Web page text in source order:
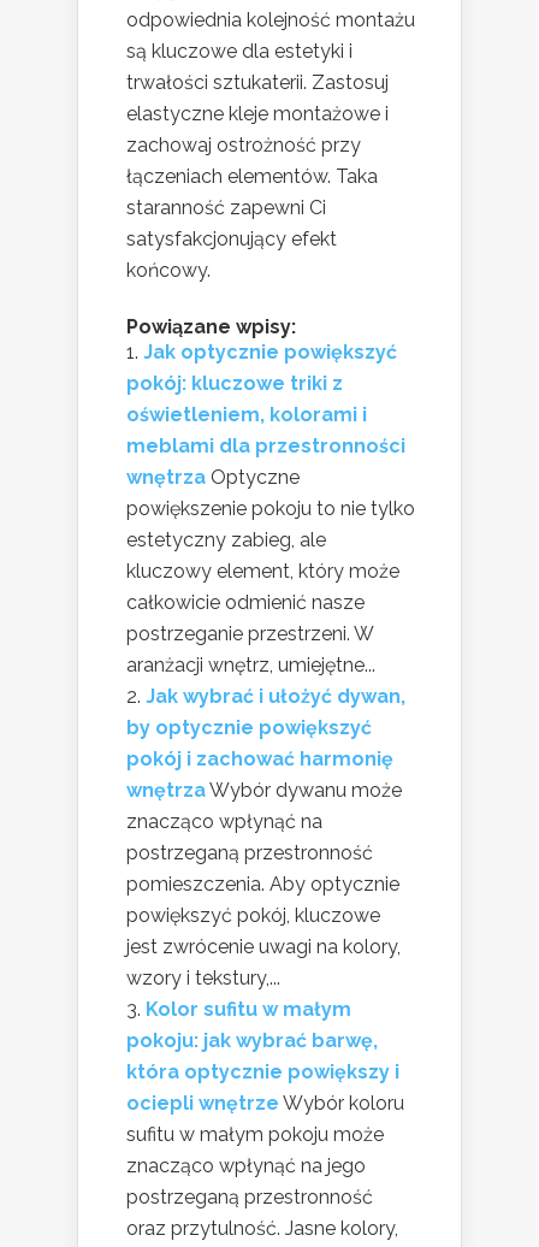
odpowiednia kolejność montażu
są kluczowe dla estetyki i
trwałości sztukaterii. Zastosuj
elastyczne kleje montażowe i
zachowaj ostrożność przy
łączeniach elementów. Taka
staranność zapewni Ci
satysfakcjonujący efekt
końcowy.
Powiązane wpisy:
Jak optycznie powiększyć
pokój: kluczowe triki z
oświetleniem, kolorami i
meblami dla przestronności
wnętrza Optyczne
powiększenie pokoju to nie tylko
estetyczny zabieg, ale
kluczowy element, który może
całkowicie odmienić nasze
postrzeganie przestrzeni. W
aranżacji wnętrz, umiejętne...
Jak wybrać i ułożyć dywan,
by optycznie powiększyć
pokój i zachować harmonię
wnętrzaWybór dywanu może
znacząco wpłynąć na
postrzeganą przestronność
pomieszczenia. Aby optycznie
powiększyć pokój, kluczowe
jest zwrócenie uwagi na kolory,
wzory i tekstury,...
Kolor sufitu w małym
pokoju: jak wybrać barwę,
która optycznie powiększy i
ociepli wnętrze Wybór koloru
sufitu w małym pokoju może
znacząco wpłynąć na jego
postrzeganą przestronność
oraz przytulność. Jasne kolory,